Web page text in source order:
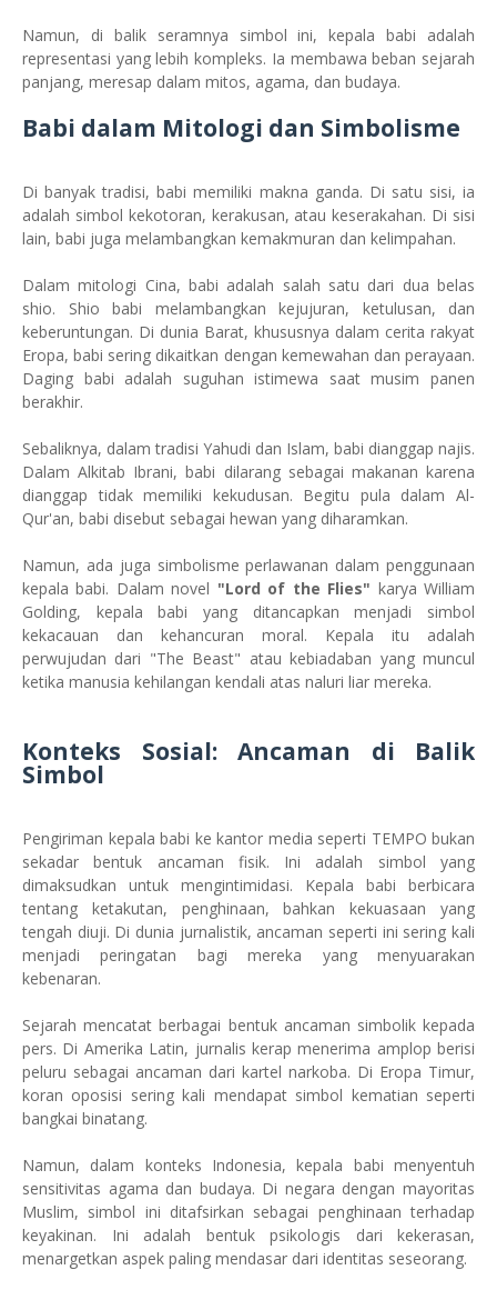
Namun, di balik seramnya simbol ini, kepala babi adalah
representasi yang lebih kompleks. Ia membawa beban sejarah
panjang, meresap dalam mitos, agama, dan budaya.
Babi dalam Mitologi dan Simbolisme
Di banyak tradisi, babi memiliki makna ganda. Di satu sisi, ia
adalah simbol kekotoran, kerakusan, atau keserakahan. Di sisi
lain, babi juga melambangkan kemakmuran dan kelimpahan.
Dalam mitologi Cina, babi adalah salah satu dari dua belas
shio. Shio babi melambangkan kejujuran, ketulusan, dan
keberuntungan. Di dunia Barat, khususnya dalam cerita rakyat
Eropa, babi sering dikaitkan dengan kemewahan dan perayaan.
Daging babi adalah suguhan istimewa saat musim panen
berakhir.
Sebaliknya, dalam tradisi Yahudi dan Islam, babi dianggap najis.
Dalam Alkitab Ibrani, babi dilarang sebagai makanan karena
dianggap tidak memiliki kekudusan. Begitu pula dalam Al-
Qur'an, babi disebut sebagai hewan yang diharamkan.
Namun, ada juga simbolisme perlawanan dalam penggunaan
kepala babi. Dalam novel "Lord of the Flies" karya William
Golding, kepala babi yang ditancapkan menjadi simbol
kekacauan dan kehancuran moral. Kepala itu adalah
perwujudan dari "The Beast" atau kebiadaban yang muncul
ketika manusia kehilangan kendali atas naluri liar mereka.
Konteks Sosial: Ancaman di Balik
Simbol
Pengiriman kepala babi ke kantor media seperti TEMPO bukan
sekadar bentuk ancaman fisik. Ini adalah simbol yang
dimaksudkan untuk mengintimidasi. Kepala babi berbicara
tentang ketakutan, penghinaan, bahkan kekuasaan yang
tengah diuji. Di dunia jurnalistik, ancaman seperti ini sering kali
menjadi peringatan bagi mereka yang menyuarakan
kebenaran.
Sejarah mencatat berbagai bentuk ancaman simbolik kepada
pers. Di Amerika Latin, jurnalis kerap menerima amplop berisi
peluru sebagai ancaman dari kartel narkoba. Di Eropa Timur,
koran oposisi sering kali mendapat simbol kematian seperti
bangkai binatang.
Namun, dalam konteks Indonesia, kepala babi menyentuh
sensitivitas agama dan budaya. Di negara dengan mayoritas
Muslim, simbol ini ditafsirkan sebagai penghinaan terhadap
keyakinan. Ini adalah bentuk psikologis dari kekerasan,
menargetkan aspek paling mendasar dari identitas seseorang.